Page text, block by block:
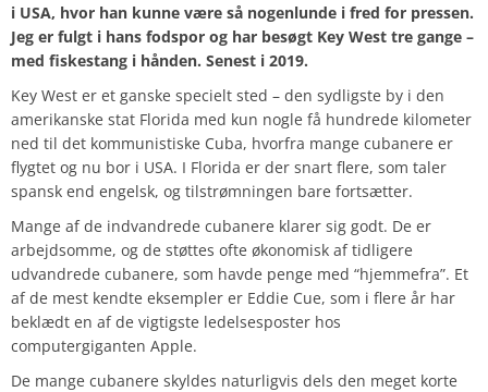
i USA, hvor han kunne være så nogenlunde i fred for pressen.
Jeg er fulgt i hans fodspor og har besøgt Key West tre gange –
med fiskestang i hånden. Senest i 2019.
Key West er et ganske specielt sted – den sydligste by i den
amerikanske stat Florida med kun nogle få hundrede kilometer
ned til det kommunistiske Cuba, hvorfra mange cubanere er
flygtet og nu bor i USA. I Florida er der snart flere, som taler
spansk end engelsk, og tilstrømningen bare fortsætter.
Mange af de indvandrede cubanere klarer sig godt. De er
arbejdsomme, og de støttes ofte økonomisk af tidligere
udvandrede cubanere, som havde penge med “hjemmefra”. Et
af de mest kendte eksempler er Eddie Cue, som i flere år har
beklædt en af de vigtigste ledelsesposter hos
computergiganten Apple.
De mange cubanere skyldes naturligvis dels den meget korte